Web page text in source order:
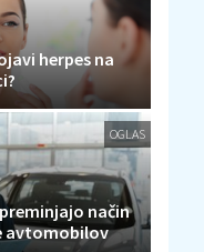
herpes na
OGLAS
način
avtomobilov